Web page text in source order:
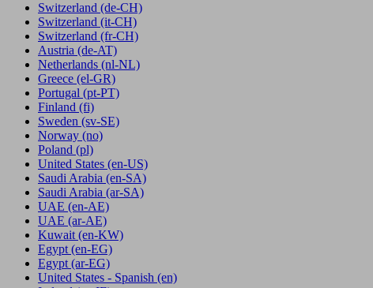
Switzerland (de-CH)
Switzerland (it-CH)
Switzerland (fr-CH)
Austria (de-AT)
Netherlands (nl-NL)
Greece (el-GR)
Portugal (pt-PT)
Finland (fi)
Sweden (sv-SE)
Norway (no)
Poland (pl)
United States (en-US)
Saudi Arabia (en-SA)
Saudi Arabia (ar-SA)
UAE (en-AE)
UAE (ar-AE)
Kuwait (en-KW)
Egypt (en-EG)
Egypt(ar-EG)
United States - Spanish (en)